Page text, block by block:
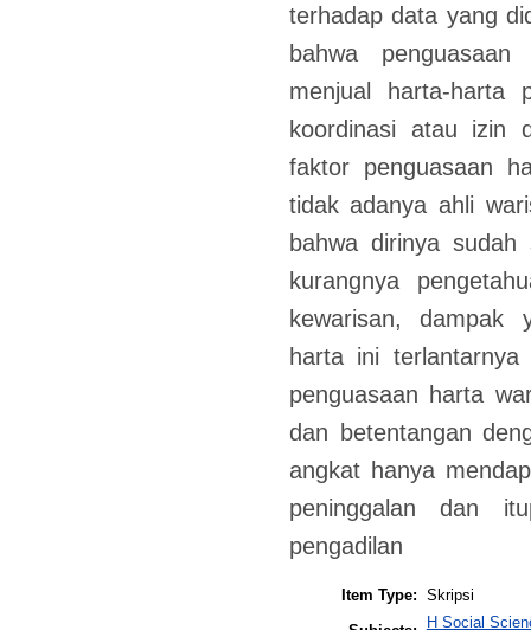
terhadap data yang
bahwa
menjual harta-harta
koordinasi atau izin
faktor penguasaan
tidak adanya ahli
bahwa dirinya
kurangnya
kewarisan, dampak
harta ini
penguasaan harta
dan betentangan
angkat hanya
peninggalan dan
pengadilan
Item Type: Skripsi
H Social